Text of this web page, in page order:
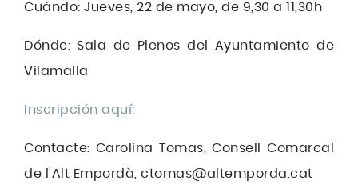
Cuándo: Jueves, 22 de mayo, de 9,30 a 11,30h
Dónde: Sala de Plenos del Ayuntamiento de
Vilamalla
Inscripción aquí:
Contacte: Carolina Tomas, Consell Comarcal
de l'Alt Empordà, ctomas@altemporda.cat